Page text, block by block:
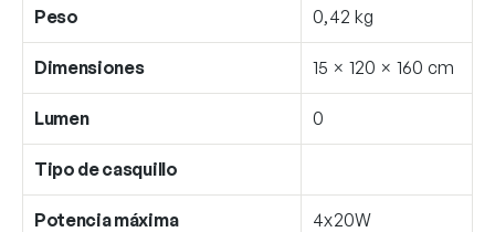
Peso 0,42 kg
Dimensiones 15 × 120 × 160 cm
Lumen 0
Tipo de casquillo
Potencia máxima 4x20W